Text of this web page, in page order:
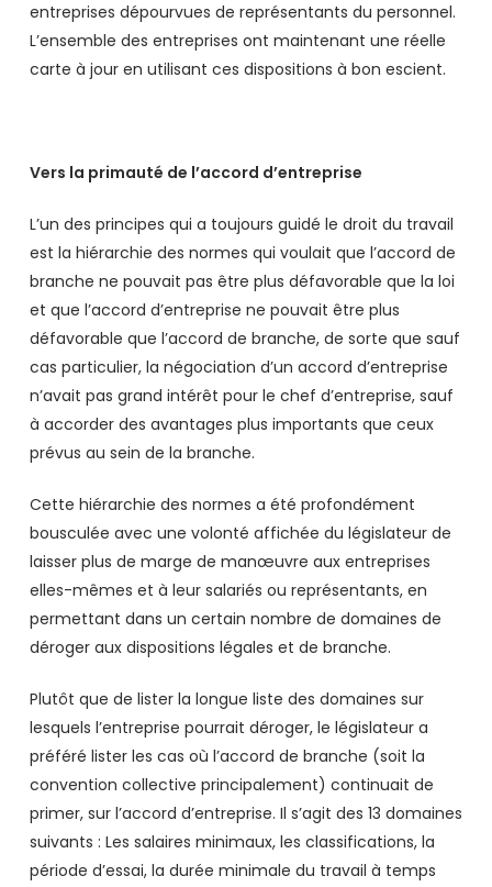
entreprises dépourvues de représentants du personnel.
L’ensemble des entreprises ont maintenant une réelle
carte à jour en utilisant ces dispositions à bon escient.
Vers la primauté de l’accord d’entreprise
L’un des principes qui a toujours guidé le droit du travail
est la hiérarchie des normes qui voulait que l’accord de
branche ne pouvait pas être plus défavorable que la loi
et que l’accord d’entreprise ne pouvait être plus
défavorable que l’accord de branche, de sorte que sauf
cas particulier, la négociation d’un accord d’entreprise
n’avait pas grand intérêt pour le chef d’entreprise, sauf
à accorder des avantages plus importants que ceux
prévus au sein de la branche.
Cette hiérarchie des normes a été profondément
bousculée avec une volonté affichée du législateur de
laisser plus de marge de manœuvre aux entreprises
elles-mêmes et à leur salariés ou représentants, en
permettant dans un certain nombre de domaines de
déroger aux dispositions légales et de branche.
Plutôt que de lister la longue liste des domaines sur
lesquels l’entreprise pourrait déroger, le législateur a
préféré lister les cas où l’accord de branche (soit la
convention collective principalement) continuait de
primer, sur l’accord d’entreprise. Il s’agit des 13 domaines
suivants : Les salaires minimaux, les classifications, la
période d’essai, la durée minimale du travail à temps